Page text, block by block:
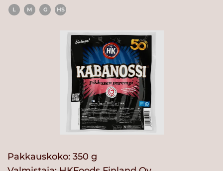
L M G HS
Pakkauskoko: 350 g